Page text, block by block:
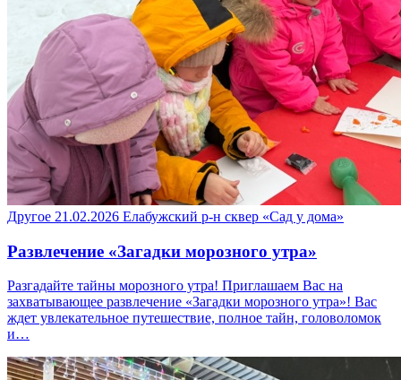
Другое 21.02.2026 Елабужский р-н сквер «Сад у дома»
Развлечение «Загадки морозного утра»
Разгадайте тайны морозного утра! Приглашаем Вас на
захватывающее развлечение «Загадки морозного утра»! Вас
ждет увлекательное путешествие, полное тайн, головоломок
и…